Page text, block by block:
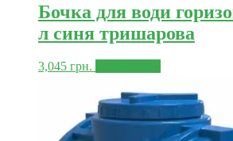
Бочка для води
л синя тришарова
3,045 грн.